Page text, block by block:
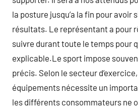
la posture jusqu’a la fin pour avoir
résultats. Le représentant a pour
suivre durant toute le temps pour
explicable.Le sport impose
précis. Selon le secteur
équipements nécessite un
les différents consommateurs ne